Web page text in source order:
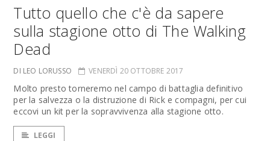
Tutto quello che c'è da sapere
sulla stagione otto di The Walking
Dead
DI LEO LORUSSO VENERDÌ 20 OTTOBRE 2017
Molto presto torneremo nel campo di battaglia definitivo
per la salvezza o la distruzione di Rick e compagni, per cui
eccovi un kit per la sopravvivenza alla stagione otto.
LEGGI